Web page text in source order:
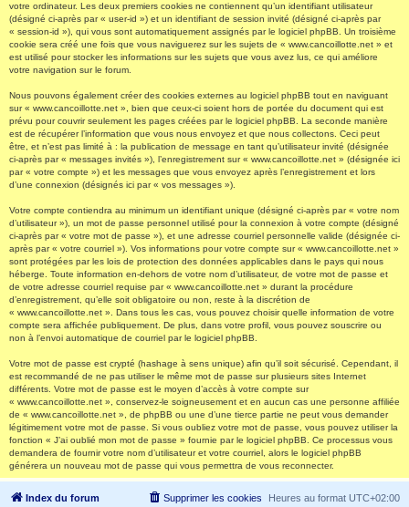
votre ordinateur. Les deux premiers cookies ne contiennent qu’un identifiant utilisateur
(désigné ci-après par « user-id ») et un identifiant de session invité (désigné ci-après par
« session-id »), qui vous sont automatiquement assignés par le logiciel phpBB. Un troisième
cookie sera créé une fois que vous naviguerez sur les sujets de « www.cancoillotte.net » et
est utilisé pour stocker les informations sur les sujets que vous avez lus, ce qui améliore
votre navigation sur le forum.
Nous pouvons également créer des cookies externes au logiciel phpBB tout en naviguant
sur « www.cancoillotte.net », bien que ceux-ci soient hors de portée du document qui est
prévu pour couvrir seulement les pages créées par le logiciel phpBB. La seconde manière
est de récupérer l’information que vous nous envoyez et que nous collectons. Ceci peut
être, et n’est pas limité à : la publication de message en tant qu’utilisateur invité (désignée
ci-après par « messages invités »), l’enregistrement sur « www.cancoillotte.net » (désignée ici
par « votre compte ») et les messages que vous envoyez après l’enregistrement et lors
d’une connexion (désignés ici par « vos messages »).
Votre compte contiendra au minimum un identifiant unique (désigné ci-après par « votre nom
d’utilisateur »), un mot de passe personnel utilisé pour la connexion à votre compte (désigné
ci-après par « votre mot de passe »), et une adresse courriel personnelle valide (désignée ci-
après par « votre courriel »). Vos informations pour votre compte sur « www.cancoillotte.net »
sont protégées par les lois de protection des données applicables dans le pays qui nous
héberge. Toute information en-dehors de votre nom d’utilisateur, de votre mot de passe et
de votre adresse courriel requise par « www.cancoillotte.net » durant la procédure
d’enregistrement, qu’elle soit obligatoire ou non, reste à la discrétion de
« www.cancoillotte.net ». Dans tous les cas, vous pouvez choisir quelle information de votre
compte sera affichée publiquement. De plus, dans votre profil, vous pouvez souscrire ou
non à l’envoi automatique de courriel par le logiciel phpBB.
Votre mot de passe est crypté (hashage à sens unique) afin qu’il soit sécurisé. Cependant, il
est recommandé de ne pas utiliser le même mot de passe sur plusieurs sites Internet
différents. Votre mot de passe est le moyen d’accès à votre compte sur
« www.cancoillotte.net », conservez-le soigneusement et en aucun cas une personne affiliée
de « www.cancoillotte.net », de phpBB ou une d’une tierce partie ne peut vous demander
légitimement votre mot de passe. Si vous oubliez votre mot de passe, vous pouvez utiliser la
fonction « J’ai oublié mon mot de passe » fournie par le logiciel phpBB. Ce processus vous
demandera de fournir votre nom d’utilisateur et votre courriel, alors le logiciel phpBB
générera un nouveau mot de passe qui vous permettra de vous reconnecter.
Index du forum Heures au format UTC+02:00
Supprimer les cookies